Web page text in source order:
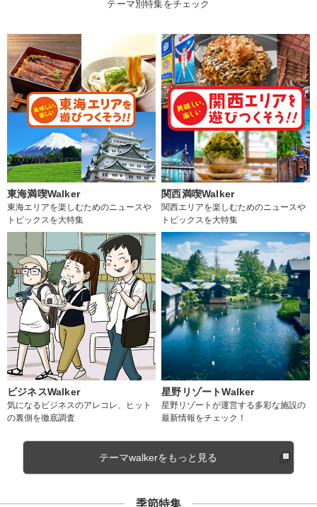
テーマ別特集をチェック
東海満喫Walker
東海エリアを楽しむためのニュースや
トピックスを大特集
関西満喫Walker
関西エリアを楽しむためのニュースや
トピックスを大特集
ビジネスWalker
気になるビジネスのアレコレ、ヒット
の裏側を徹底調査
星野リゾートWalker
星野リゾートが運営する多彩な施設の
最新情報をチェック！
テーマwalkerをもっと見る
季節特集